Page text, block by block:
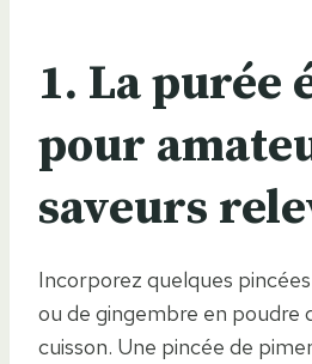
1. La purée
pour
saveurs
Incorporez quelques
ou de gingembre en poudre
cuisson. Une pincée de